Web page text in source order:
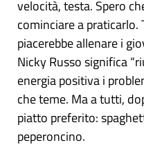
velocità, testa. Spero
cominciare a praticarlo.
piacerebbe allenare i
Nicky Russo significa
energia positiva i
che teme. Ma a tutti,
piatto preferito:
peperoncino.